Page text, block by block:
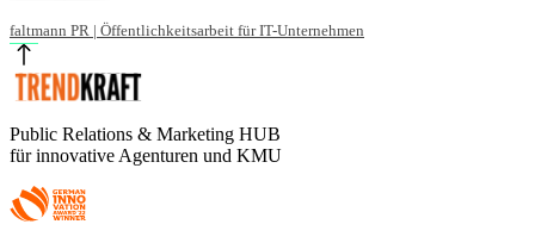
faltmann PR | Öffentlichkeitsarbeit für IT-Unternehmen
Public Relations & Marketing HUB
für innovative Agenturen und KMU